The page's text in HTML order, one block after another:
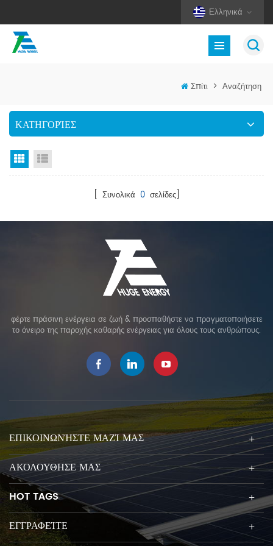
Ελληνικά
Σπίτι > Αναζήτηση
ΚΑΤΗΓΟΡΊΕΣ
Προβολή πλέγματος
[ Συνολικά 0σελίδες]
φέρτε πράσινη ενέργεια σε ζωή & προσπαθήστε να πραγματοποιήσετε
το όνειρο της παροχής καθαρής ενέργειας για όλους τους ανθρώπους.
ΕΠΙΚΟΙΝΩΝΉΣΤΕ ΜΑΖΊ ΜΑΣ
ΑΚΟΛΟΥΘΗΣΕ ΜΑΣ
HOT TAGS
ΕΓΓΡΑΦΕΊΤΕ